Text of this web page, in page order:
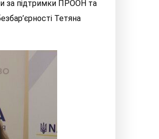
за підтримки ПРООН та
Тетяна